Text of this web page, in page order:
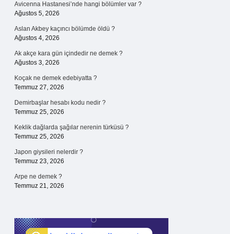
Avicenna Hastanesi’nde hangi bölümler var ?
Ağustos 5, 2026
Aslan Akbey kaçıncı bölümde öldü ?
Ağustos 4, 2026
Ak akçe kara gün içindedir ne demek ?
Ağustos 3, 2026
Koçak ne demek edebiyatta ?
Temmuz 27, 2026
Demirbaşlar hesabı kodu nedir ?
Temmuz 25, 2026
Keklik dağlarda şağılar nerenin türküsü ?
Temmuz 25, 2026
Japon giysileri nelerdir ?
Temmuz 23, 2026
Arpe ne demek ?
Temmuz 21, 2026